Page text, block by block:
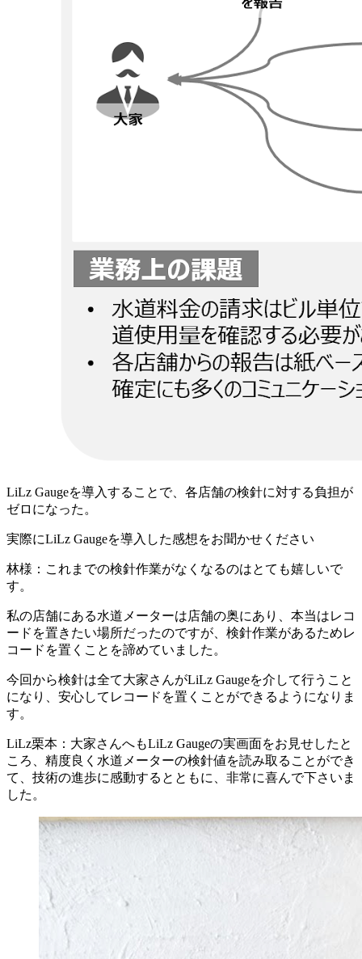
LiLz Gaugeを導入することで、各店舗の検針に対する負担が
ゼロになった。
実際にLiLz Gaugeを導入した感想をお聞かせください
林様：これまでの検針作業がなくなるのはとても嬉しいで
す。
私の店舗にある水道メーターは店舗の奥にあり、本当はレコ
ードを置きたい場所だったのですが、検針作業があるためレ
コードを置くことを諦めていました。
今回から検針は全て大家さんがLiLz Gaugeを介して行うこと
になり、安心してレコードを置くことができるようになりま
す。
LiLz栗本：大家さんへもLiLz Gaugeの実画面をお見せしたと
ころ、精度良く水道メーターの検針値を読み取ることができ
て、技術の進歩に感動するとともに、非常に喜んで下さいま
した。